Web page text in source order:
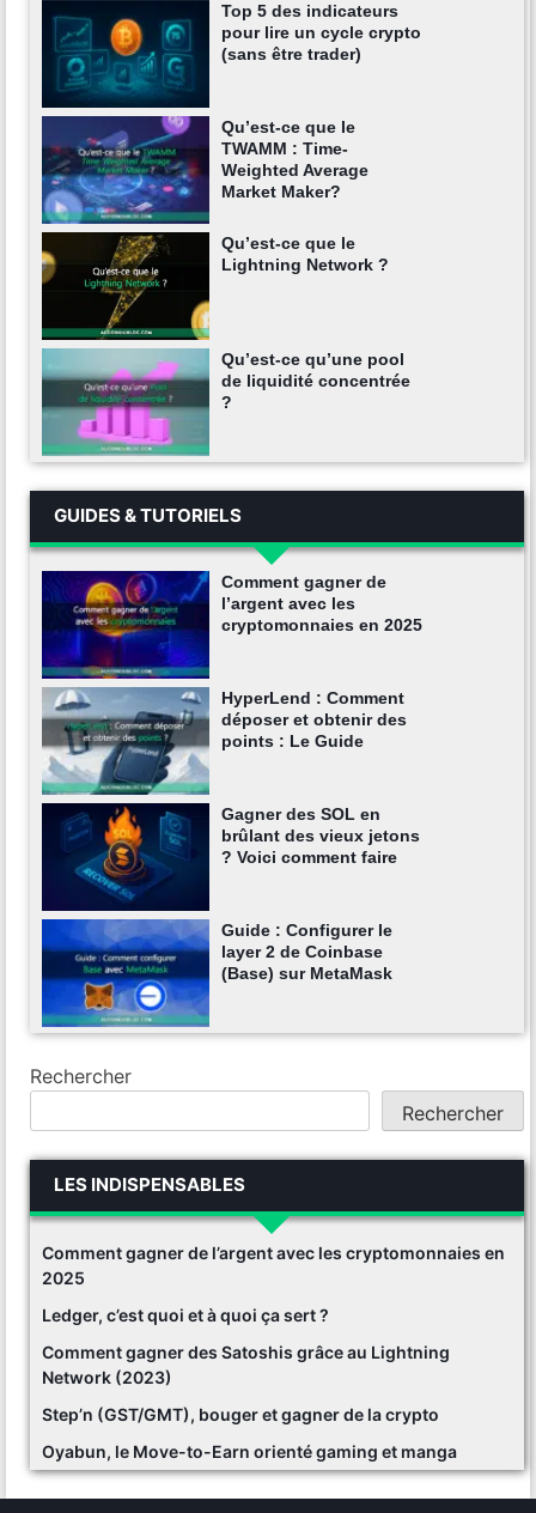
Top 5 des indicateurs
pour lire un cycle crypto
(sans être trader)
Qu’est-ce que le
TWAMM : Time-
Weighted Average
Market Maker?
Qu’est-ce que le
Lightning Network ?
Qu’est-ce qu’une pool
de liquidité concentrée
?
GUIDES & TUTORIELS
Comment gagner de
l’argent avec les
cryptomonnaies en 2025
HyperLend : Comment
déposer et obtenir des
points : Le Guide
Gagner des SOL en
brûlant des vieux jetons
? Voici comment faire
Guide : Configurer le
layer 2 de Coinbase
(Base) sur MetaMask
Rechercher
Rechercher
LES INDISPENSABLES
Comment gagner de l’argent avec les cryptomonnaies en
2025
Ledger, c’est quoi et à quoi ça sert ?
Comment gagner des Satoshis grâce au Lightning
Network (2023)
Step’n (GST/GMT), bouger et gagner de la crypto
Oyabun, le Move-to-Earn orienté gaming et manga